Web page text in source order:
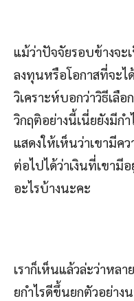
แม้ว่าปัจจัยรอบข้างจะ
ลงทุนหรือโอกาสที่จะไ
วิเคราะห์บอกว่าวิธีเลือ
วิกฤติอย่างนี้เนี่ยยังมีก
แสดงให้เห็นว่าเขามีค
ต่อไปได้ว่าเงินที่เขามี
อะไรบ้างนะคะ
เราก็เห็นแล้วล่ะว่าหล
ยกำไรดีขึ้นยกตัวอย่าง